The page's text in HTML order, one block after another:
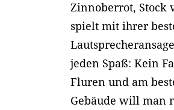
Zinnoberrot, Stock
spielt mit ihrer
jeden Spaß: Kein
Fluren und am
Gebäude will man